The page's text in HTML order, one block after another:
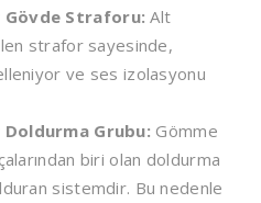
Gövde Straforu: Alt
strafor sayesinde,
ve ses izolasyonu
Grubu: Gömme
biri olan doldurma
sistemdir. Bu nedenle